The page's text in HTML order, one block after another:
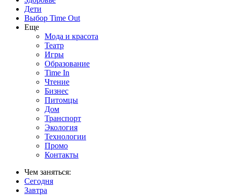
Дети
Выбор Time Out
Еще
Мода и красота
Театр
Игры
Образование
Time In
Чтение
Бизнес
Питомцы
Дом
Транспорт
Экология
Технологии
Промо
Контакты
Чем заняться:
Сегодня
Завтра